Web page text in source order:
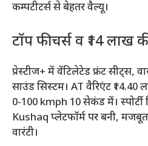
कम्पटीटर्स से बेहतर वैल्यू।​
टॉप फीचर्स व ₹14 लाख
प्रेस्टीज+ में वेंटिलेटेड फ्रंट सीट्स,
साउंड सिस्टम। AT वैरिएंट
0-100 kmph 10 सेकंड में।
Kushaq प्लेटफॉर्म पर बनी,
वारंटी।​